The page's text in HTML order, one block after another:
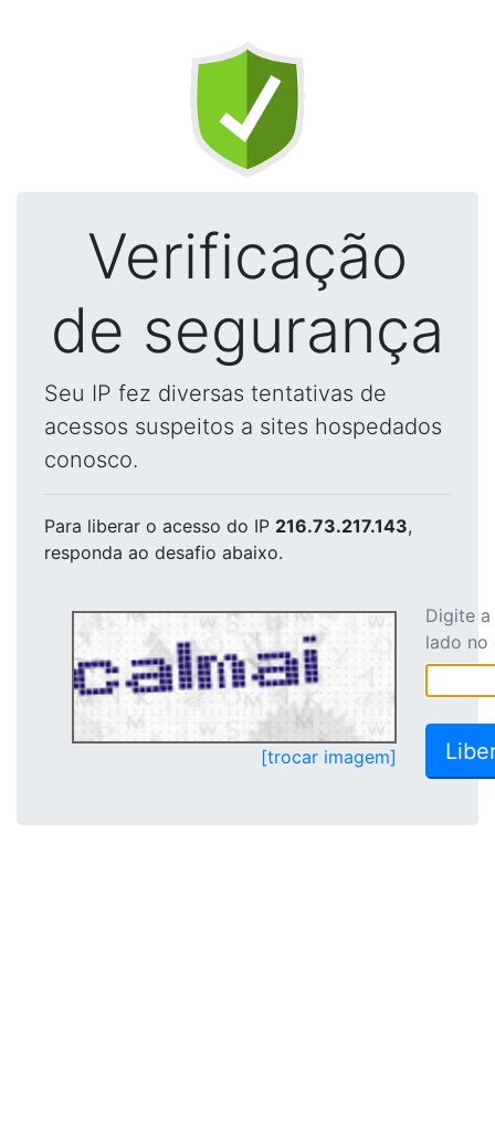
Verificação
de segurança
Seu IP fez diversas tentativas de
acessos suspeitos a sites hospedados
conosco.
Para liberar o acesso do IP 216.73.217.143,
responda ao desafio abaixo.
[trocar imagem]
Digite
lado no